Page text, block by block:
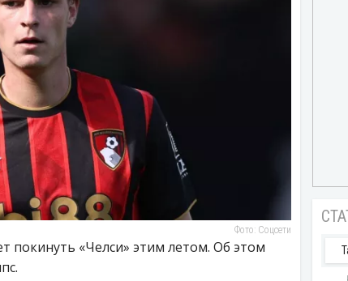
Фото: Соцсети
покинуть «Челси» этим летом. Об этом